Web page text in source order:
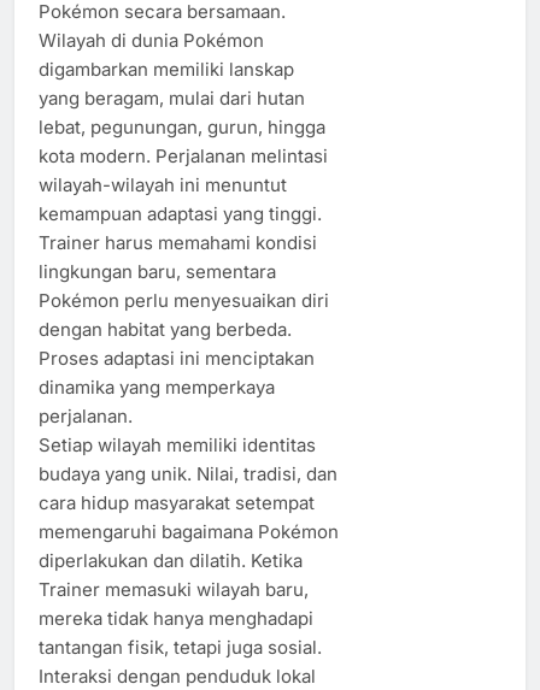
Pokémon secara bersamaan.
Wilayah di dunia Pokémon
digambarkan memiliki lanskap
yang beragam, mulai dari hutan
lebat, pegunungan, gurun, hingga
kota modern. Perjalanan melintasi
wilayah-wilayah ini menuntut
kemampuan adaptasi yang tinggi.
Trainer harus memahami kondisi
lingkungan baru, sementara
Pokémon perlu menyesuaikan diri
dengan habitat yang berbeda.
Proses adaptasi ini menciptakan
dinamika yang memperkaya
perjalanan.
Setiap wilayah memiliki identitas
budaya yang unik. Nilai, tradisi, dan
cara hidup masyarakat setempat
memengaruhi bagaimana Pokémon
diperlakukan dan dilatih. Ketika
Trainer memasuki wilayah baru,
mereka tidak hanya menghadapi
tantangan fisik, tetapi juga sosial.
Interaksi dengan penduduk lokal